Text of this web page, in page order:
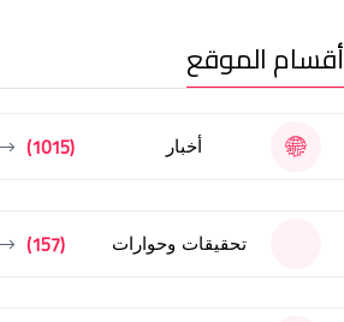
أقسام الموقع
أخبار (1015)
تحقيقات وحوارات (157)